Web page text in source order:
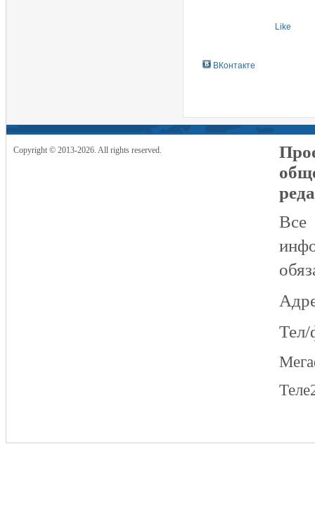
Like
ВКонтакте
Copyright © 2013-2026. All rights reserved.